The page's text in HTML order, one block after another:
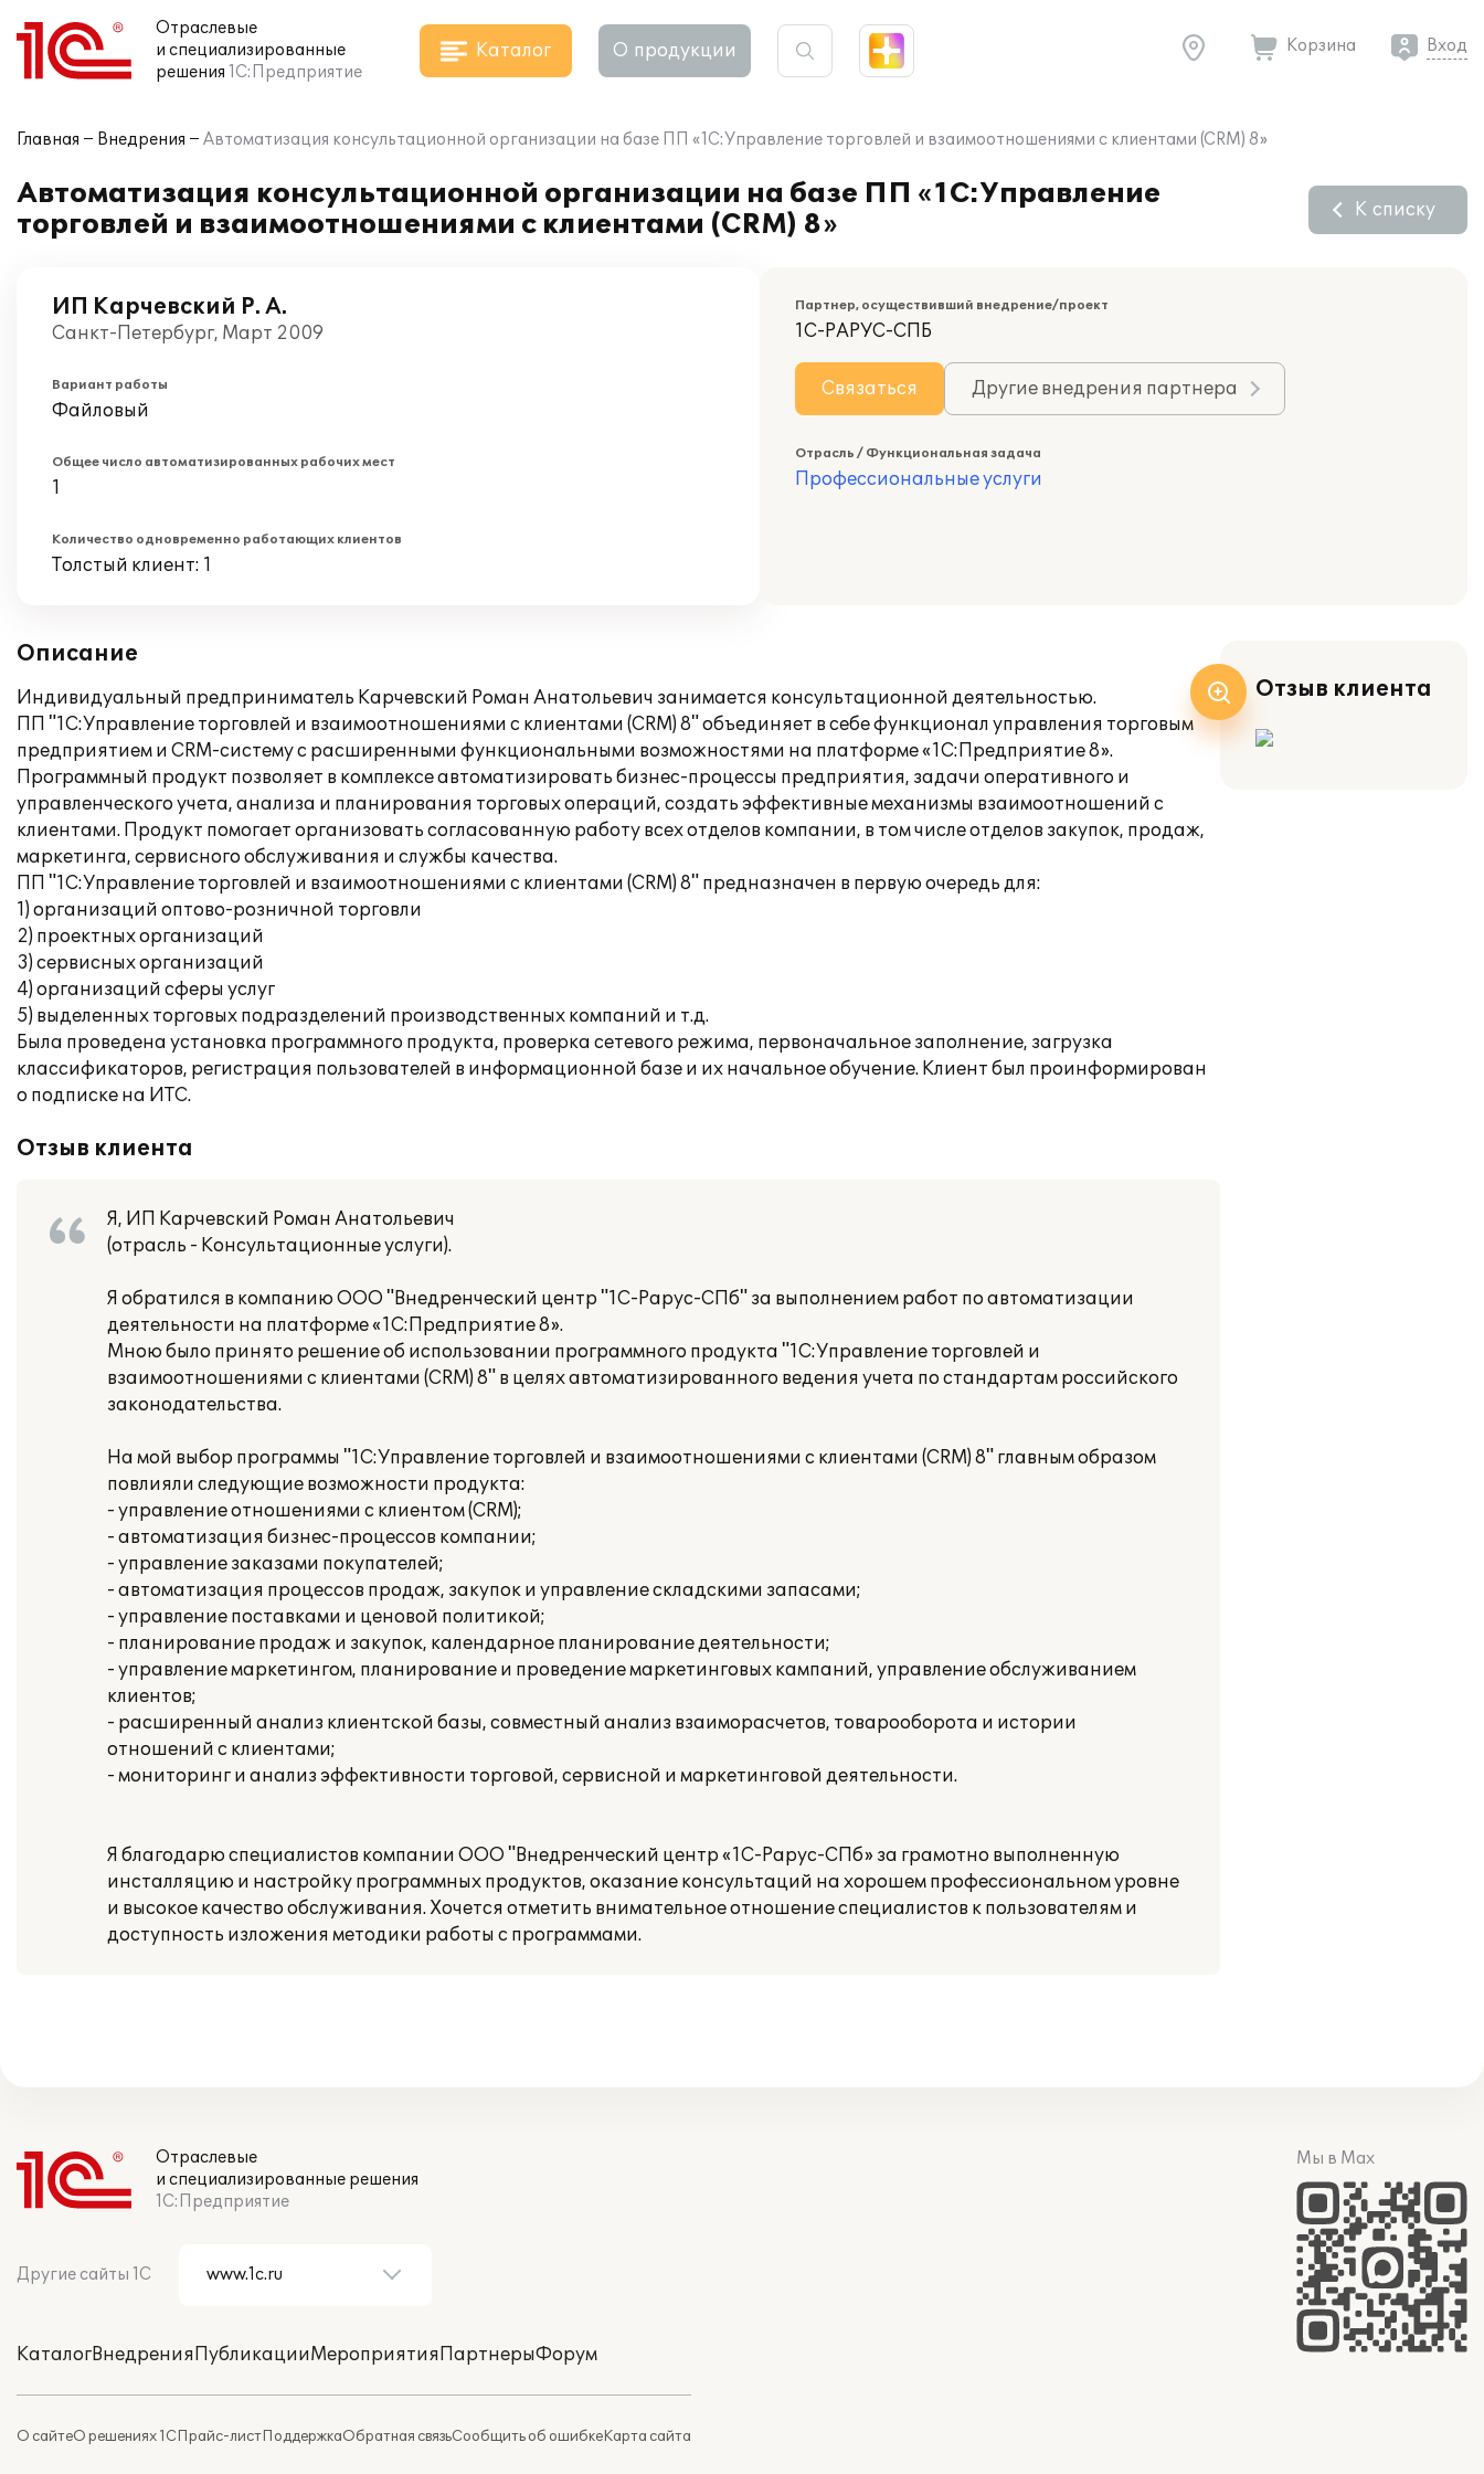
Отраслевые
и специализированные
решения 1С:Предприятие
Каталог О продукции Корзина Вход
Главная Внедрения Автоматизация консультационной организации на базе ПП «1С:Управление торговлей и взаимоотношениями с клиентами (CRM) 8»
Автоматизация консультационной организации на базе ПП «1С:Управление
торговлей и взаимоотношениями с клиентами (CRM) 8»
К списку
ИП Карчевский Р. А.
Санкт-Петербург, Март 2009
Вариант работы
Файловый
Общее число автоматизированных рабочих мест
1
Количество одновременно работающих клиентов
Толстый клиент: 1
Партнер, осуществивший внедрение/проект
1С-РАРУС-СПБ
Связаться Другие внедрения партнера
Отрасль / Функциональная задача
Профессиональные услуги
Описание
Индивидуальный предприниматель Карчевский Роман Анатольевич занимается консультационной деятельностью.
ПП "1С:Управление торговлей и взаимоотношениями с клиентами (CRM) 8" объединяет в себе функционал управления торговым
предприятием и CRM-систему с расширенными функциональными возможностями на платформе «1С:Предприятие 8».
Программный продукт позволяет в комплексе автоматизировать бизнес-процессы предприятия, задачи оперативного и
управленческого учета, анализа и планирования торговых операций, создать эффективные механизмы взаимоотношений с
клиентами. Продукт помогает организовать согласованную работу всех отделов компании, в том числе отделов закупок, продаж,
маркетинга, сервисного обслуживания и службы качества.
ПП "1С:Управление торговлей и взаимоотношениями с клиентами (CRM) 8" предназначен в первую очередь для:
1) организаций оптово-розничной торговли
2) проектных организаций
3) сервисных организаций
4) организаций сферы услуг
5) выделенных торговых подразделений производственных компаний и т.д.
Была проведена установка программного продукта, проверка сетевого режима, первоначальное заполнение, загрузка
классификаторов, регистрация пользователей в информационной базе и их начальное обучение. Клиент был проинформирован
о подписке на ИТС.
Отзыв клиента
Я, ИП Карчевский Роман Анатольевич
(отрасль - Консультационные услуги).
Я обратился в компанию ООО "Внедренческий центр "1С-Рарус-СПб" за выполнением работ по автоматизации
деятельности на платформе «1С:Предприятие 8».
Мною было принято решение об использовании программного продукта "1С:Управление торговлей и
взаимоотношениями с клиентами (CRM) 8" в целях автоматизированного ведения учета по стандартам российского
законодательства.
На мой выбор программы "1С:Управление торговлей и взаимоотношениями с клиентами (CRM) 8" главным образом
повлияли следующие возможности продукта:
- управление отношениями с клиентом (CRM);
- автоматизация бизнес-процессов компании;
- управление заказами покупателей;
- автоматизация процессов продаж, закупок и управление складскими запасами;
- управление поставками и ценовой политикой;
- планирование продаж и закупок, календарное планирование деятельности;
- управление маркетингом, планирование и проведение маркетинговых кампаний, управление обслуживанием
клиентов;
- расширенный анализ клиентской базы, совместный анализ взаиморасчетов, товарооборота и истории
отношений с клиентами;
- мониторинг и анализ эффективности торговой, сервисной и маркетинговой деятельности.
Я благодарю специалистов компании ООО "Внедренческий центр «1С-Рарус-СПб» за грамотно выполненную
инсталляцию и настройку программных продуктов, оказание консультаций на хорошем профессиональном уровне
и высокое качество обслуживания. Хочется отметить внимательное отношение специалистов к пользователям и
доступность изложения методики работы с программами.
Отзыв клиента
Отраслевые
и специализированные решения
1С:Предприятие
Другие сайты 1С
КаталогВнедренияПубликацииМероприятияПартнерыФорум
О сайтеО решениях 1СПрайс-листПоддержкаОбратная связьСообщить об ошибкеКарта сайта
Мы в Max